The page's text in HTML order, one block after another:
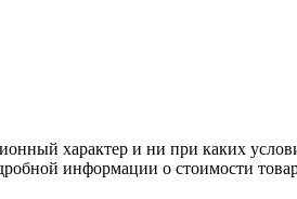
характер и ни при каких
информации о стоимости